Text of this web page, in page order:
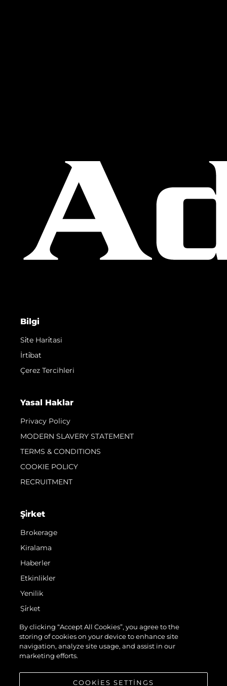
Bilgi
Si̇te Hari̇tasi
İrti̇bat
Çerez Tercihleri
Yasal Haklar
Privacy Policy
MODERN SLAVERY STATEMENT
TERMS & CONDITIONS
COOKIE POLICY
RECRUITMENT
Şi̇rket
Brokerage
Kiralama
Haberler
Etkinlikler
Yenilik
Şi̇rket
Ekip
Yaşam Şekli̇
Mi̇ras
By clicking “Accept All Cookies”, you agree to the
storing of cookies on your device to enhance site
navigation, analyze site usage, and assist in our
marketing efforts.
COOKIES SETTINGS